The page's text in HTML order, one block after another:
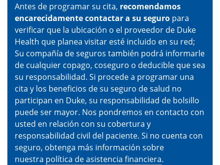
Antes de programar su cita, recomendamos
encarecidamente contactar a su seguro para
verificar que la ubicación o el proveedor de Duke
Health que planea visitar esté incluido en su red;
Su compañía de seguros también podrá informarle
de cualquier copago, coseguro o deducible que sea
su responsabilidad. Si procede a programar una
cita y los beneficios de su seguro de salud no
participan en Duke, su responsabilidad de bolsillo
puede ser mayor. Nos pondremos en contacto con
usted en relación con su cobertura y
responsabilidad civil del paciente. Si no cuenta con
seguro, obtenga más información sobre
nuestra política de asistencia financiera.